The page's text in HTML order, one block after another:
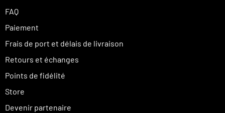
FAQ
Paiement
Frais de port et délais de livraison
Retours et échanges
Points de fidélité
Store
Devenir partenaire